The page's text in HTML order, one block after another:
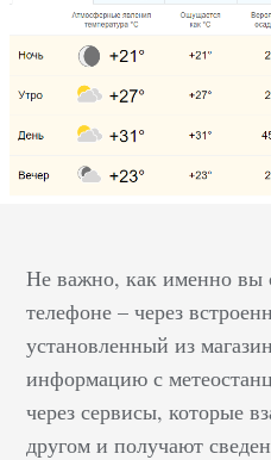
Не важно, как именно вы
телефоне – через
установленный из
информацию с
через сервисы, которые
другом и получают